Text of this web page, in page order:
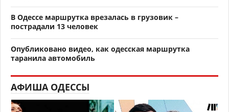
В Одессе маршрутка врезалась в грузовик –
пострадали 13 человек
Опубликовано видео, как одесская маршрутка
таранила автомобиль
АФИША ОДЕССЫ